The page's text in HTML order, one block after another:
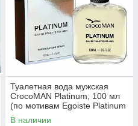
Туалетная вода мужская
CrocoMAN Platinum, 100 мл
(по мотивам Egoiste Platinum
(Chanel)
В наличии